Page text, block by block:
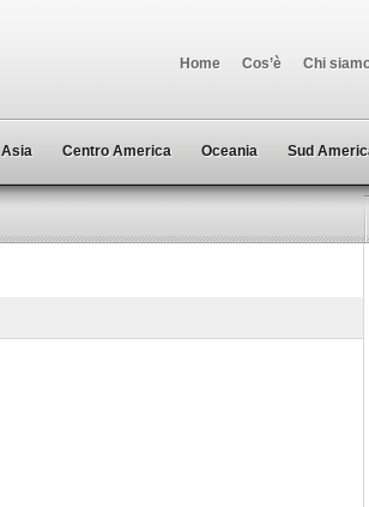
Home Cos’è Chi
Asia Centro America Oceania Sud